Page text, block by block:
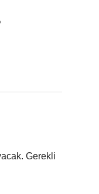
Gerekli